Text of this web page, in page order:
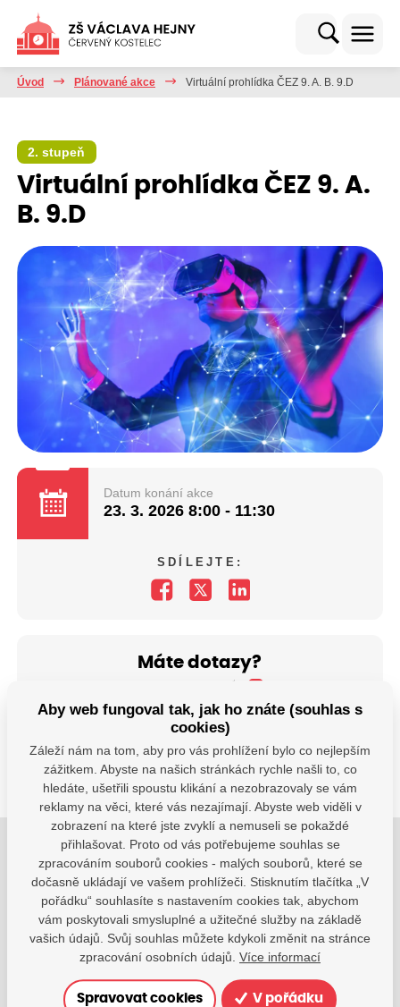
Úvod Plánované akce Virtuální prohlídka ČEZ 9. A. B. 9.D
2. stupeň
Virtuální prohlídka ČEZ 9. A.
B. 9.D
Datum konání akce
23. 3. 2026 8:00 - 11:30
SDÍLEJTE:
Máte dotazy?
SDÍLEJTE:
Jsme tu pro Vaše děti.
Jsme k dispozici, pokud potřebujete pomoci.
zsvhejny@zsvhejny.cz
po-pá: 7:30 - 15:30 hod.
Aby web fungoval tak, jak ho znáte (souhlas s
cookies)
Záleží nám na tom, aby pro vás prohlížení bylo co nejlepším
zážitkem. Abyste na našich stránkách rychle našli to, co
hledáte, ušetřili spoustu klikání a nezobrazovaly se vám
reklamy na věci, které vás nezajímají. Abyste web viděli v
zobrazení na které jste zvyklí a nemuseli se pokaždé
přihlašovat. Proto od vás potřebujeme souhlas se
zpracováním souborů cookies - malých souborů, které se
dočasně ukládají ve vašem prohlížeči. Stisknutím tlačítka „V
pořádku“ souhlasíte s nastavením cookies tak, abychom
vám poskytovali smysluplné a užitečné služby na základě
vašich údajů. Svůj souhlas můžete kdykoli změnit na stránce
zpracování osobních údajů. Více informací
Spravovat cookies V pořádku